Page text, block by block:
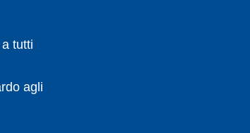
tutti
agli